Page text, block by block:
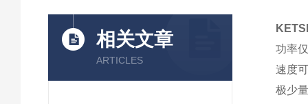
相关文章
ARTICLES
功率
速度
极少